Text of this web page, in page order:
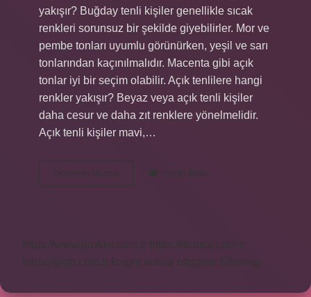
yakışır? Buğday tenli kişiler genellikle sıcak
renkleri sorunsuz bir şekilde giyebilirler. Mor ve
pembe tonları uyumlu görünürken, yeşil ve sarı
tonlarından kaçınılmalıdır. Macenta gibi açık
tonlar iyi bir seçim olabilir. Açık tenlilere hangi
renkler yakışır? Beyaz veya açık tenli kişiler
daha cesur ve daha zıt renklere yönelmelidir.
Açık tenli kişiler mavi,…
Devamını okuyun
Yeşili
Yorum Bırak
https://www.profikir.com.tr
https://sonics.com.tr
https://pigo.com.tr knight online nttgame Sitemap